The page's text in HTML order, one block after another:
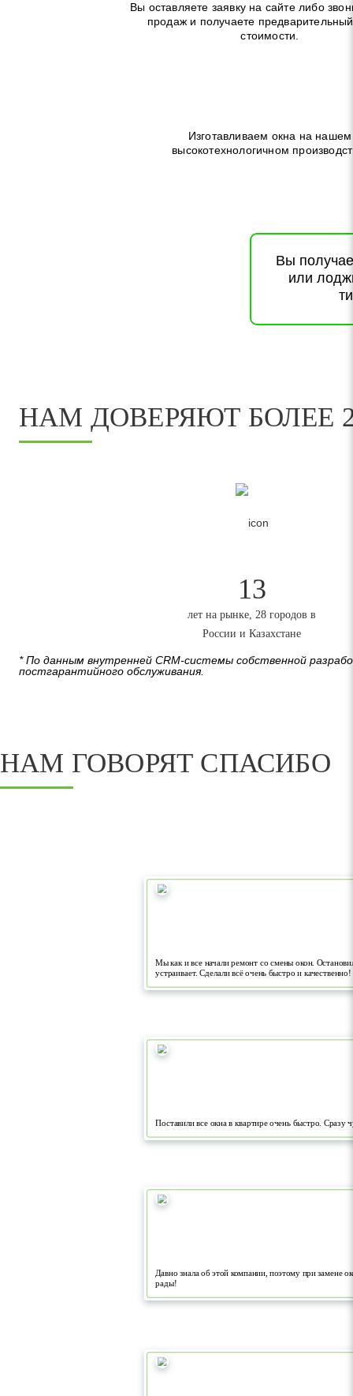
Вы оставляете заявку на сайте либо
продаж и получаете
стоимости.
Изготавливаем окна на нашем
высокотехнологичном
Вы
или
НАМ ДОВЕРЯЮТ БОЛЕЕ
13
лет на рынке, 28 городов в
России и Казахстане
* По данным внутренней CRM-системы собственной
постгарантийного обслуживания.
НАМ ГОВОРЯТ СПАСИБО
Мы как и все начали ремонт со смены окон.
устраивает. Сделали всё очень быстро и
Поставили все окна в квартире очень быстро. Сразу
Давно знала об этой компании, поэтому при замене
рады!